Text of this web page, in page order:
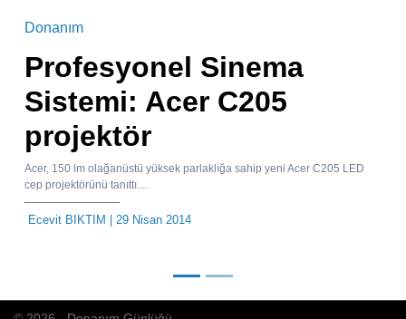
Donanım
Profesyonel Sinema
Sistemi: Acer C205
projektör
Acer, 150 lm olağanüstü yüksek parlaklığa sahip yeni Acer C205 LED
cep projektörünü tanıttı....
Ecevit BIKTIM | 29 Nisan 2014